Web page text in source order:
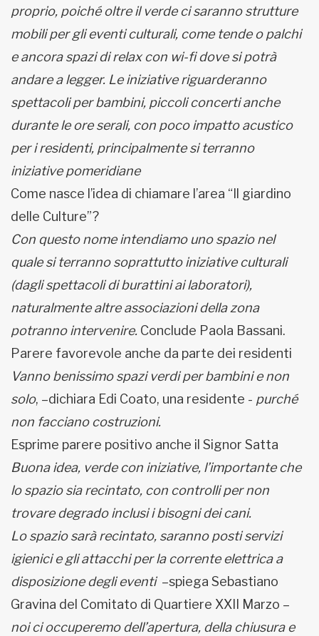
proprio, poiché oltre il verde ci saranno strutture
mobili per gli eventi culturali, come tende o palchi
e ancora spazi di relax con wi-fi dove si potrà
andare a legger. Le iniziative riguarderanno
spettacoli per bambini, piccoli concerti anche
durante le ore serali, con poco impatto acustico
per i residenti, principalmente si terranno
iniziative pomeridiane
Come nasce l’idea di chiamare l’area “Il giardino
delle Culture”?
Con questo nome intendiamo uno spazio nel
quale si terranno soprattutto iniziative culturali
(dagli spettacoli di burattini ai laboratori),
naturalmente altre associazioni della zona
potranno intervenire. Conclude Paola Bassani.
Parere favorevole anche da parte dei residenti
Vanno benissimo spazi verdi per bambini e non
solo, –dichiara Edi Coato, una residente - purché
non facciano costruzioni.
Esprime parere positivo anche il Signor Satta
Buona idea, verde con iniziative, l’importante che
lo spazio sia recintato, con controlli per non
trovare degrado inclusi i bisogni dei cani.
Lo spazio sarà recintato, saranno posti servizi
igienici e gli attacchi per la corrente elettrica a
disposizione degli eventi–spiega Sebastiano
Gravina del Comitato di Quartiere XXII Marzo –
noi ci occuperemo dell’apertura, della chiusura e